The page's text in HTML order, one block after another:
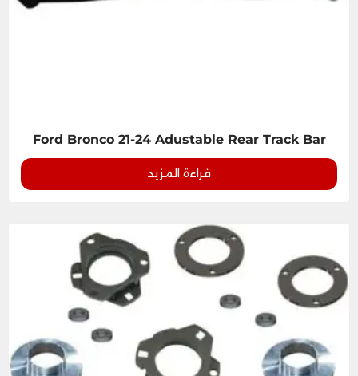
Ford Bronco 21-24 Adustable Rear Track Bar
قراءة المزيد